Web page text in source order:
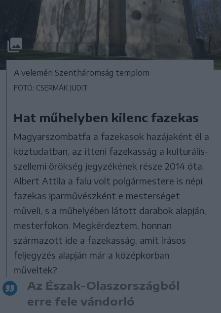
A veleméri Szentháromság templom
FOTÓ: CSERMÁK JUDIT
Hat műhelyben kilenc fazekas
Magyarszombatfa a fazekasok hazájaként él a
köztudatban, az itteni fazekasság a kulturális-
szellemi örökség jegyzékének része 2014 óta.
Albert Attila a falu volt polgármestere is népi
fazekas iparművészként e mesterséget
műveli, s a műhelyében látott darabok alapján,
mesterfokon. Megkérdeztem, honnan
származott ide a fazekasság, amit írásos
feljegyzés alapján már a középkorban
műveltek?
Az Észak-Olaszországból
erre fele vándorló